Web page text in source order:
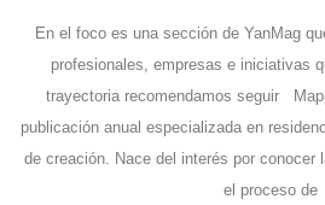
En el foco es una sección de YanMag
profesionales, empresas e iniciativas
trayectoria recomendamos seguir
publicación anual especializada en
de creación. Nace del interés por conocer
el proceso de